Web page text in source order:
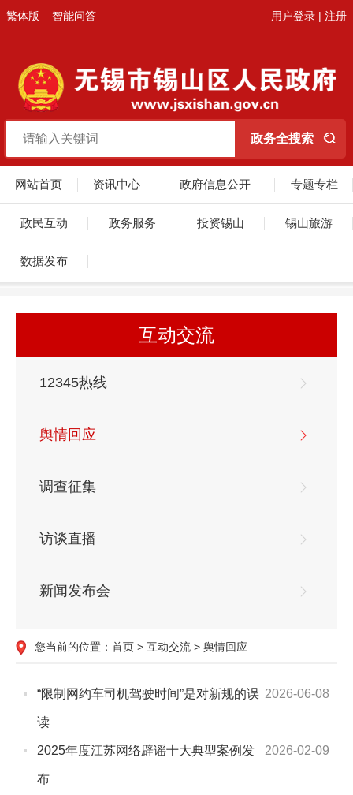
繁体版 智能问答 用户登录 | 注册
网站首页 资讯中心 政府信息公开 专题专栏
政民互动 政务服务 投资锡山 锡山旅游
数据发布
互动交流
12345热线
舆情回应
调查征集
访谈直播
新闻发布会
您当前的位置： 首页 > 互动交流 > 舆情回应
2026-06-08
“限制网约车司机驾驶时间”是对新规的误
读
2026-02-09
2025年度江苏网络辟谣十大典型案例发
布